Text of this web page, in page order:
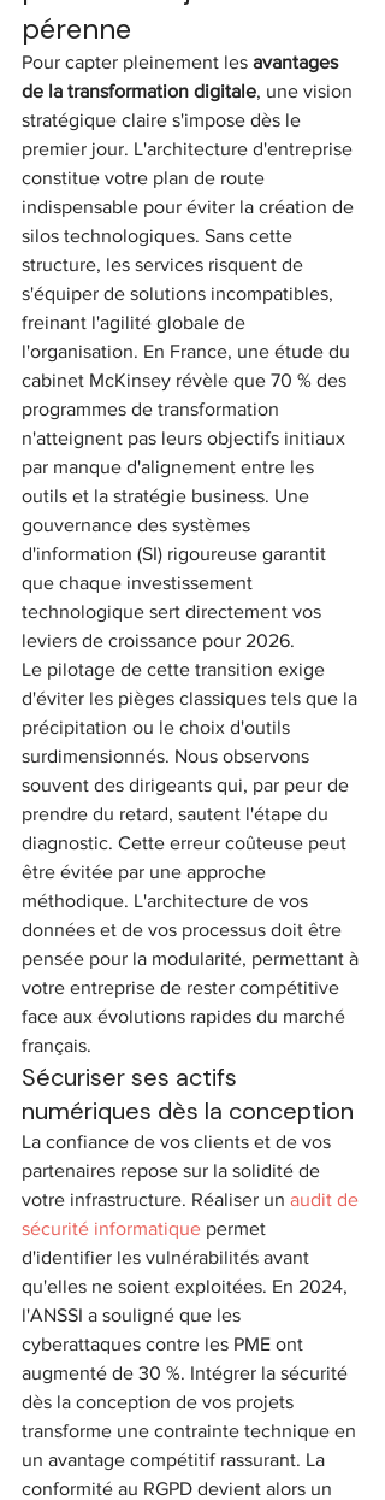
pérenne
Pour capter pleinement les avantages
de la transformation digitale, une vision
stratégique claire s'impose dès le
premier jour. L'architecture d'entreprise
constitue votre plan de route
indispensable pour éviter la création de
silos technologiques. Sans cette
structure, les services risquent de
s'équiper de solutions incompatibles,
freinant l'agilité globale de
l'organisation. En France, une étude du
cabinet McKinsey révèle que 70 % des
programmes de transformation
n'atteignent pas leurs objectifs initiaux
par manque d'alignement entre les
outils et la stratégie business. Une
gouvernance des systèmes
d'information (SI) rigoureuse garantit
que chaque investissement
technologique sert directement vos
leviers de croissance pour 2026.
Le pilotage de cette transition exige
d'éviter les pièges classiques tels que la
précipitation ou le choix d'outils
surdimensionnés. Nous observons
souvent des dirigeants qui, par peur de
prendre du retard, sautent l'étape du
diagnostic. Cette erreur coûteuse peut
être évitée par une approche
méthodique. L'architecture de vos
données et de vos processus doit être
pensée pour la modularité, permettant à
votre entreprise de rester compétitive
face aux évolutions rapides du marché
français.
Sécuriser ses actifs
numériques dès la conception
La confiance de vos clients et de vos
partenaires repose sur la solidité de
votre infrastructure. Réaliser un audit de
sécurité informatique permet
d'identifier les vulnérabilités avant
qu'elles ne soient exploitées. En 2024,
l'ANSSI a souligné que les
cyberattaques contre les PME ont
augmenté de 30 %. Intégrer la sécurité
dès la conception de vos projets
transforme une contrainte technique en
un avantage compétitif rassurant. La
conformité au RGPD devient alors un